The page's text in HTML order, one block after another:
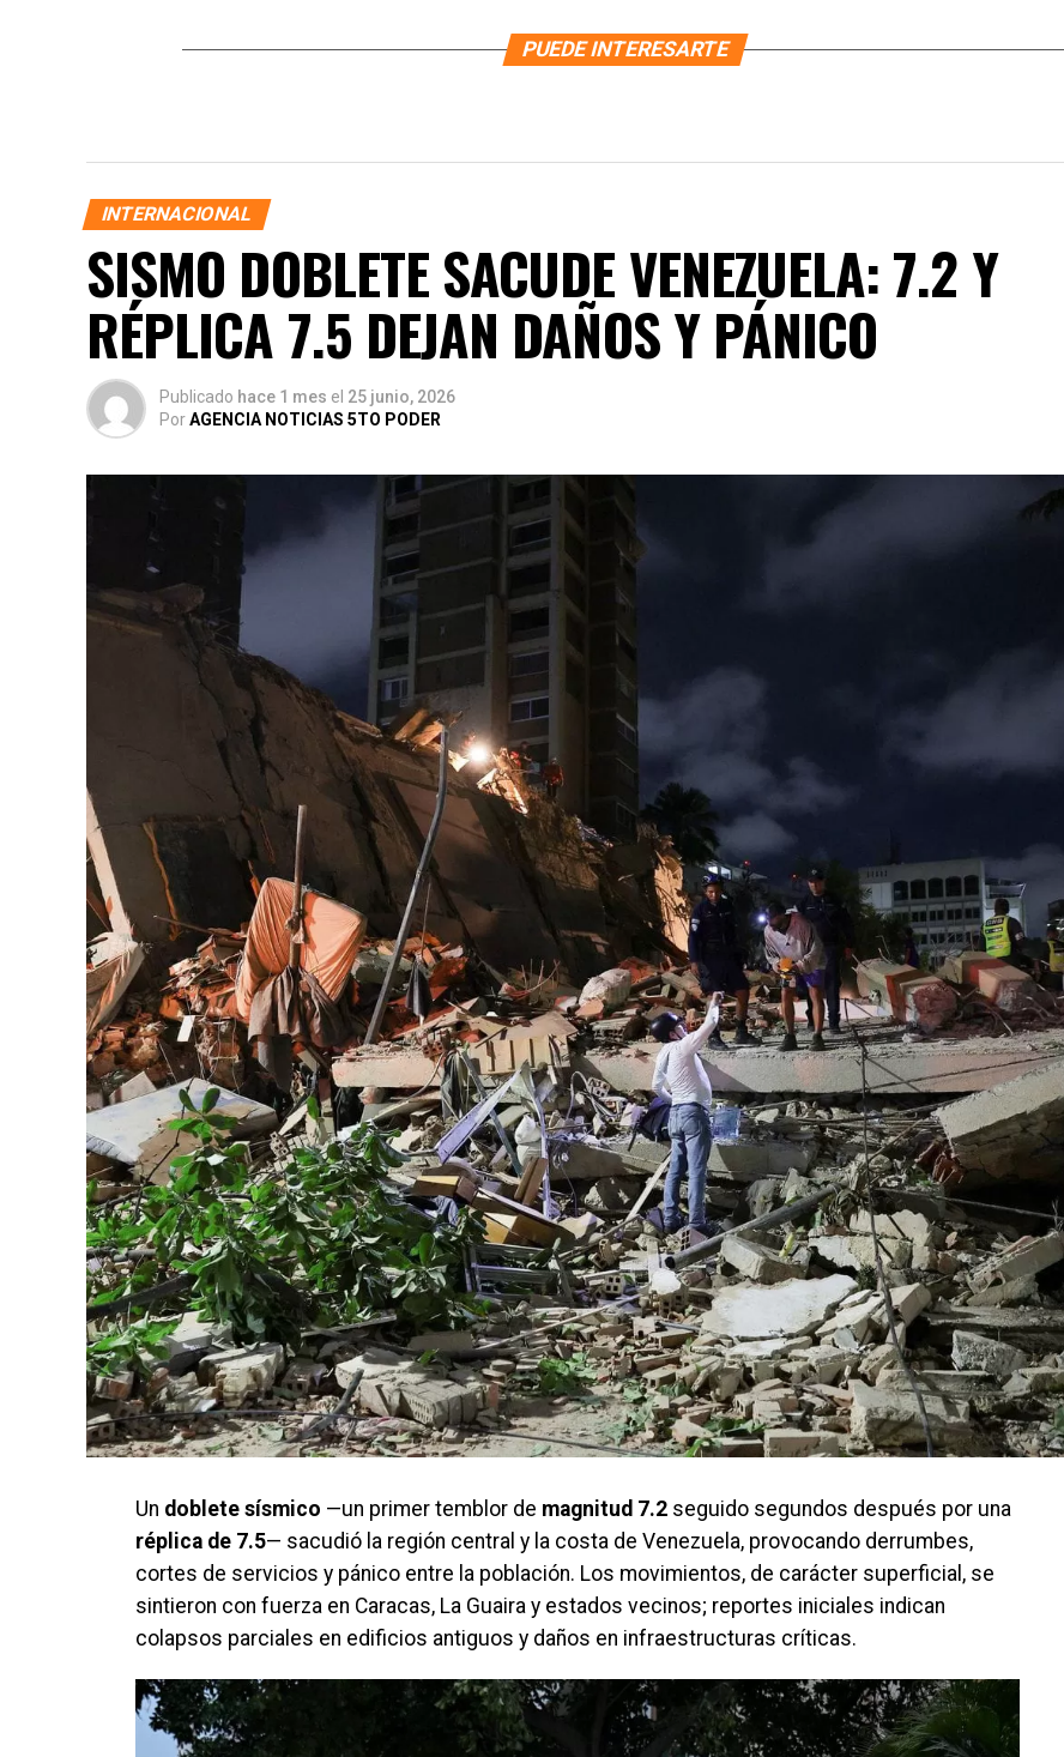
PUEDE INTERESARTE
INTERNACIONAL
SISMO DOBLETE SACUDE VENEZUELA: 7.2 Y
RÉPLICA 7.5 DEJAN DAÑOS Y PÁNICO
Publicado hace 1 mes el 25 junio, 2026
PorAGENCIA NOTICIAS 5TO PODER
Un doblete sísmico —un primer temblor de magnitud 7.2 seguido segundos después por una
réplica de 7.5— sacudió la región central y la costa de Venezuela, provocando derrumbes,
cortes de servicios y pánico entre la población. Los movimientos, de carácter superficial, se
sintieron con fuerza en Caracas, La Guaira y estados vecinos; reportes iniciales indican
colapsos parciales en edificios antiguos y daños en infraestructuras críticas.